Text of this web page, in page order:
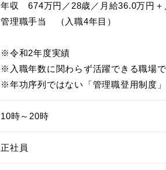
年収　674万円／28歳／月給36.0万円
管理職手当　（入職4年目）
※令和2年度実績
※入職年数に関わらず活躍できる職場で
※年功序列ではない「管理職登用制度」
10時～20時
正社員